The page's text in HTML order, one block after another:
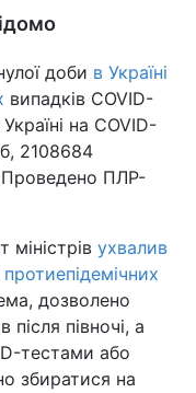
доби в Україні
випадків COVID-
на COVID-
2108684
ПЛР-
міністрів ухвалив
дозволено
півночі, а
тестами або
збиратися на